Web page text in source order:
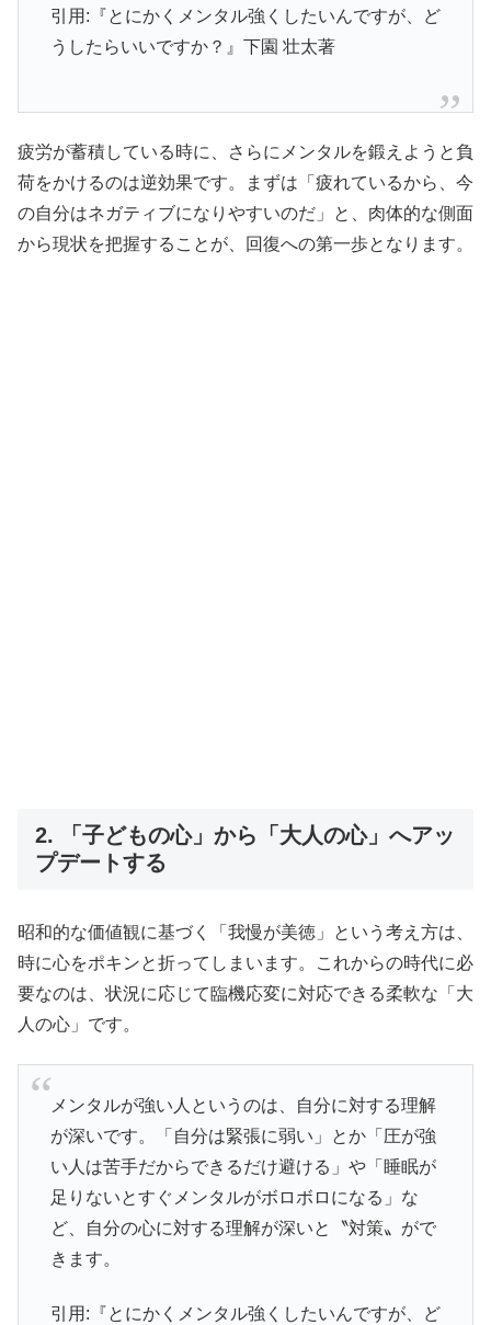
引用:『とにかくメンタル強くしたいんですが、ど
うしたらいいですか？』下園 壮太著
疲労が蓄積している時に、さらにメンタルを鍛えようと負
荷をかけるのは逆効果です。まずは「疲れているから、今
の自分はネガティブになりやすいのだ」と、肉体的な側面
から現状を把握することが、回復への第一歩となります。
2. 「子どもの心」から「大人の心」へアッ
プデートする
昭和的な価値観に基づく「我慢が美徳」という考え方は、
時に心をポキンと折ってしまいます。これからの時代に必
要なのは、状況に応じて臨機応変に対応できる柔軟な「大
人の心」です。
メンタルが強い人というのは、自分に対する理解
が深いです。「自分は緊張に弱い」とか「圧が強
い人は苦手だからできるだけ避ける」や「睡眠が
足りないとすぐメンタルがボロボロになる」な
ど、自分の心に対する理解が深いと〝対策〟がで
きます。
引用:『とにかくメンタル強くしたいんですが、ど